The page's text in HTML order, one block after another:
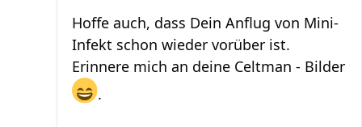
Hoffe auch, dass Dein Anflug von Mini-
Infekt schon wieder vorüber ist.
Erinnere mich an deine Celtman - Bilder
.